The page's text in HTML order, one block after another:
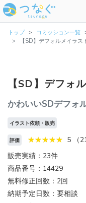
トップ コミッション一覧
【SD】デフォルメイラス
【SD】デフォ
かわいいSDデフォ
イラスト依頼・販売
評価
5 （
販売実績：23件
商品番号：14429
無料修正回数：2回
納期予定日数：要相談